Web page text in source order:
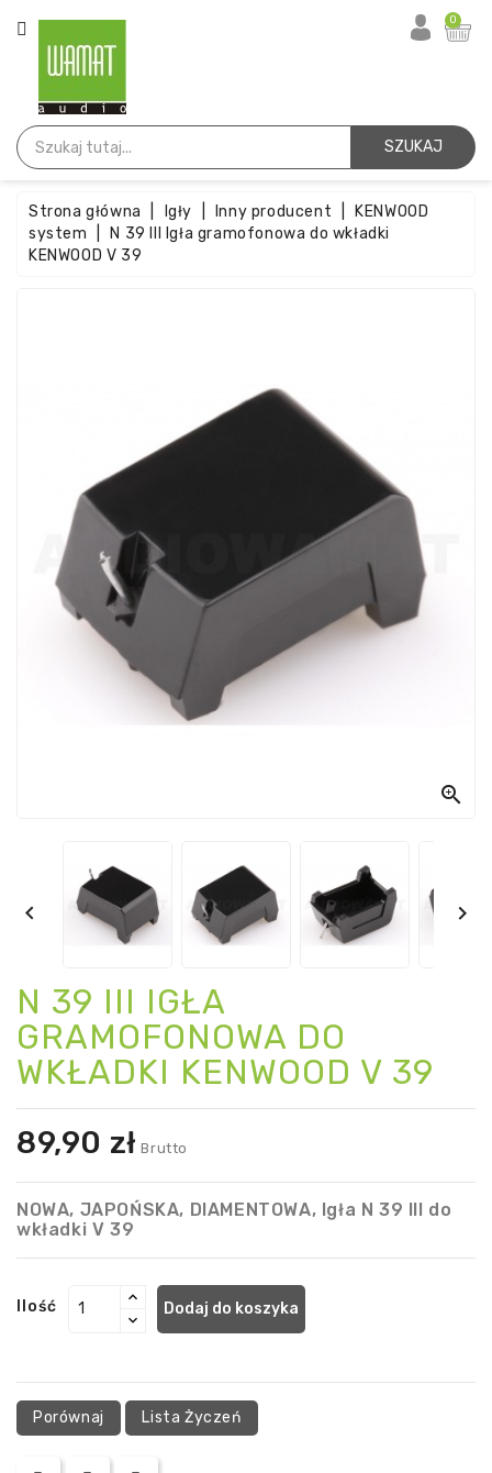
KATEGORIA
Główna
Igły
Wkładki
Paski
0
SZUKAJ
Strona główna Igły Inny producent
KENWOOD
system
N 39 III Igła gramofonowa do wkładki
KENWOOD V 39

 
N 39 III IGŁA
GRAMOFONOWA DO
WKŁADKI KENWOOD V 39
89,90 zł Brutto
NOWA, JAPOŃSKA, DIAMENTOWA, Igła N 39 III do
wkładki V 39
Ilość Dodaj do koszyka
Porównaj Lista Życzeń